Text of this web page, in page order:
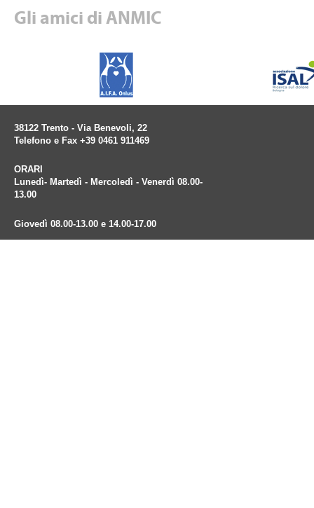
Gli amici di ANMIC
38122 Trento - Via Benevoli, 22
Telefono e Fax +39 0461 911469
ORARI
Lunedì- Martedì - Mercoledì - Venerdì 08.00-
13.00
Giovedì 08.00-13.00 e 14.00-17.00